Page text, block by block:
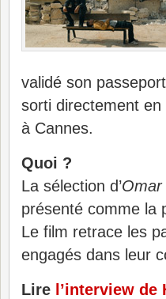
validé son
sorti directement en
à Cannes.
Quoi ?
La sélection d’Omar
présenté comme la
Le film retrace les
engagés dans leur
Lire l’interview de